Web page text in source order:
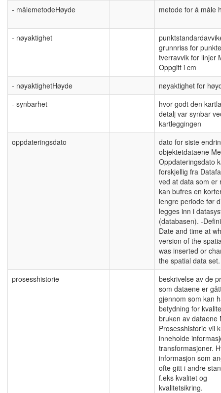
- målemetodeHøyde metode for å måle
- nøyaktighet
grunnriss for
tverravvik for linjer
Oppgitt i cm
- nøyaktighetHøyde
nøyaktighet for
- synbarhet
hvor godt den
detalj var synbar
kartleggingen
oppdateringsdato
dato for siste
objektetdataene
Oppdateringsdato
forskjellig fra
ved at data som er
kan bufres en
lengre periode før
legges inn i
(databasen). -
Date and time at
version of the
was inserted or
the spatial data set.
prosesshistorie
beskrivelse av de
som dataene er
gjennom som kan
betydning for
bruken av dataene
Prosesshistorie vil
inneholde
transformasjoner.
informasjon som
ofte gitt i andre
f.eks kvalitet og
kvalitetsikring.